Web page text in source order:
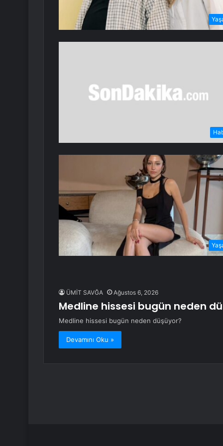
ÜMİT SAVĞA Ağustos 6, 2026
Medline hissesi bugün neden
Medline hissesi bugün neden düşüyor?
Devamını Oku »